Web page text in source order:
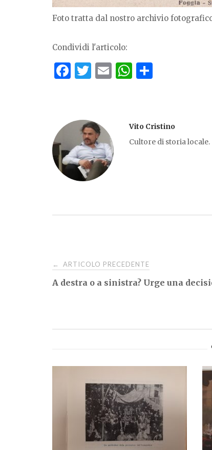
Foto tratta dal nostro archivio
Condividi l'articolo:
F
e
b
o
o
k
T
te
r
E
W
s
A
e
Vito Cristino
Cultore di storia locale.
Navigazione
articoli
← ARTICOLO PRECEDENTE
A destra o a sinistra? Urge una